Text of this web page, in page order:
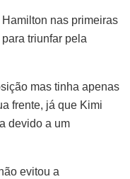
nas primeiras
triunfar pela
mas tinha apenas
frente, já que Kimi
devido a um
evitou a